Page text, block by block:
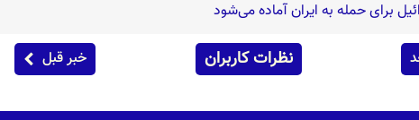
برای حمله به ایران آماده می‌شود
نظرات کاربران خبر قبل